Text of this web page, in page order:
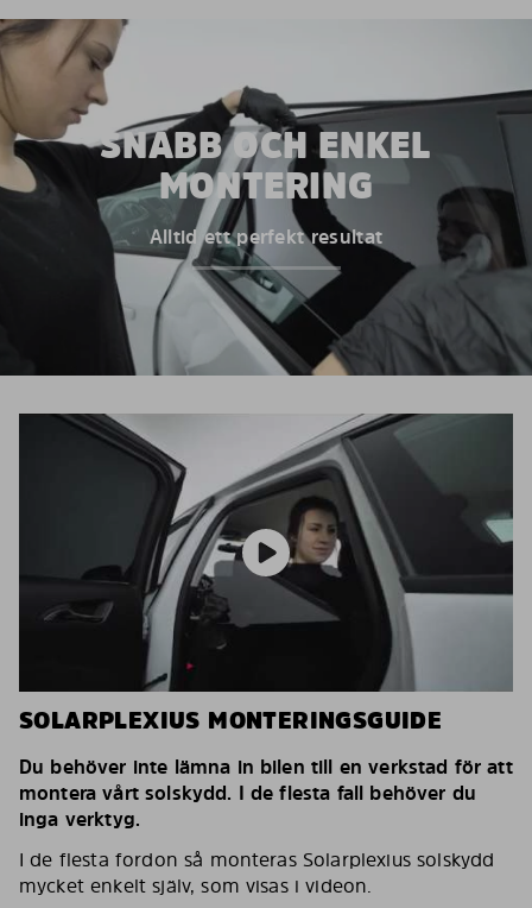
SNABB OCH ENKEL
MONTERING
Alltid ett perfekt resultat
SOLARPLEXIUS MONTERINGSGUIDE
Du behöver inte lämna in bilen till en verkstad för att
montera vårt solskydd. I de flesta fall behöver du
inga verktyg.
I de flesta fordon så monteras Solarplexius solskydd
mycket enkelt själv, som visas i videon.